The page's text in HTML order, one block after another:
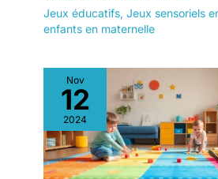
Jeux éducatifs, Jeux sensoriels
enfants en maternelle
Nov
12
2024